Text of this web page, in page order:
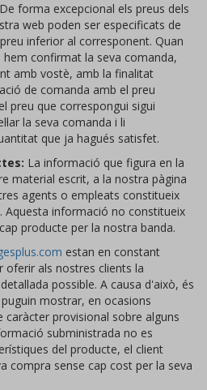
De forma excepcional els preus dels
web poden ser especificats de
inferior al corresponent. Quan
hem confirmat la seva comanda,
amb vostè, amb la finalitat
de comanda amb el preu
preu que correspongui sigui
la seva comanda i li
que ja hagués satisfet.
La informació que figura en la
material escrit, a la nostra pàgina
agents o empleats constitueix
Aquesta informació no constitueix
producte per la nostra banda.
estan en constant
oferir als nostres clients la
possible. A causa d'això, és
mostrar, en ocasions
caràcter provisional sobre alguns
subministrada no es
del producte, el client
compra sense cap cost per la seva